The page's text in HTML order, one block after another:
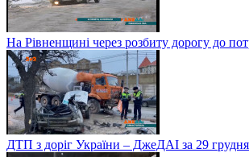
На Рівненщині через розбиту дорогу до
ДТП з доріг України – ДжеДАІ за 29